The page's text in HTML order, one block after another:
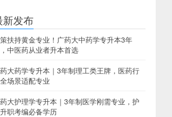
新发布
扶持黄金专业！广药大中药学专升本3年
中医药从业者升本首选
大药学专升本｜3年制理工类王牌，医药行
场景适配专业
大护理学专升本｜3年制医学刚需专业，护
职考编必备学历